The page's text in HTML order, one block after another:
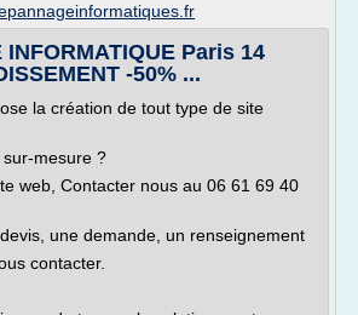
INFORMATIQUE Paris 14
-50% ...
la création de tout type de site
mesure ?
web, Contacter nous au 06 61 69 40
une demande, un renseignement
contacter.